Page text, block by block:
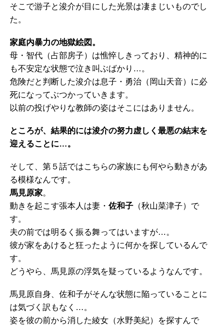
そこで游子と浚介が目にした光景は凄まじいものでし
た。
家庭内暴力の地獄絵図。
母・智代（占部房子）は憔悴しきっており、精神的に
も不安定な状態で泣き叫ぶばかり…。
危険だと判断した浚介は息子・勇治（岡山天音）に必
死になってぶつかっていきます。
以前の投げやりな教師の姿はそこにはありません。
ところが、結果的には浚介の努力虚しく最悪の結末を
迎えることに…。
そして、第５話ではこちらの家族にも何やら動きがあ
る模様なんです。
馬見原家。
動きを起こす張本人は妻・ 佐和子 （秋山菜津子）で
す。
夫の前では明るく振る舞ってはいますが…。
彼が家をあけると狂ったように何かを探しているんで
す。
どうやら、馬見原の浮気を疑っているようなんです。
馬見原自身、佐和子がそんな状態に陥っていることに
は気づく訳もなく…。
姿を彼の前から消した綾女（水野美紀）を探すんで